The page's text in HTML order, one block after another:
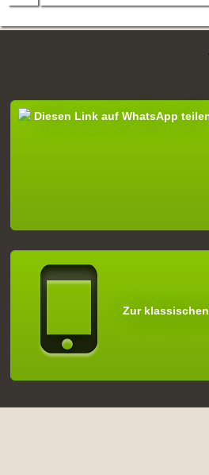
Diesen Link auf WhatsApp
Zur